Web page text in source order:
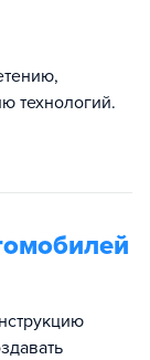
технологий.